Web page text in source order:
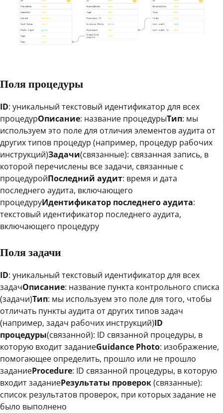
Поля процедуры
ID: уникальный текстовый идентификатор для всех
процедурОписание: название процедурыТип: мы
используем это поле для отличия элементов аудита от
других типов процедур (например, процедур рабочих
инструкций)Задачи(связанные): связанная запись, в
которой перечислены все задачи, связанные с
процедуройПоследний аудит: время и дата
последнего аудита, включающего
процедуруИдентификатор последнего аудита:
текстовый идентификатор последнего аудита,
включающего процедуру
Поля задачи
ID: уникальный текстовый идентификатор для всех
задачОписание: название пункта контрольного списка
(задачи)Тип: мы используем это поле для того, чтобы
отличать пункты аудита от других типов задач
(например, задач рабочих инструкций)ID
процедуры(связанной): ID связанной процедуры, в
которую входит заданиеGuidance Photo: изображение,
помогающее определить, прошло или не прошло
заданиеProcedure: ID связанной процедуры, в которую
входит заданиеРезультаты проверок(связанные):
список результатов проверок, при которых задание не
было выполнено